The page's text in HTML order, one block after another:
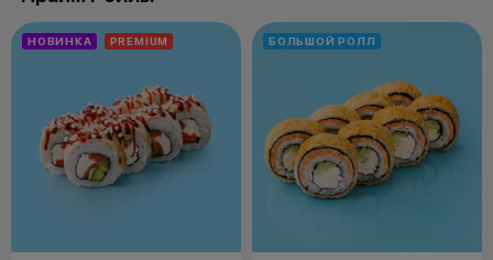
НОВИНКА PREMIUM БОЛЬШОЙ РОЛЛ